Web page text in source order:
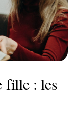
fille : les